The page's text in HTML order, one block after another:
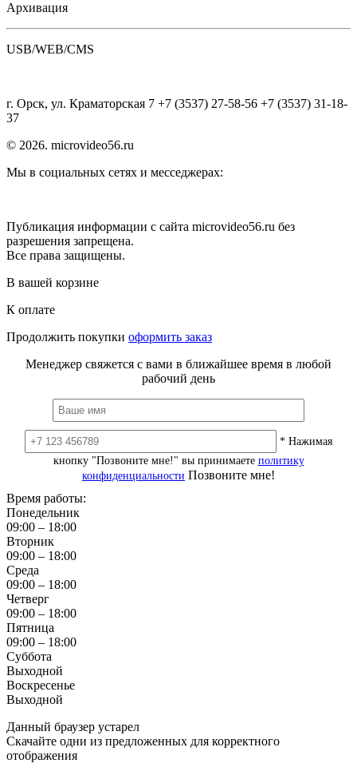
Архивация
USB/WEB/CMS
г. Орск, ул. Краматорская 7 +7 (3537) 27-58-56 +7 (3537) 31-18-
37
© 2026. microvideo56.ru
Мы в социальных сетях и месседжерах:
Публикация информации с сайта microvideo56.ru без
разрешения запрещена.
Все права защищены.
В вашей корзине
К оплате
Продолжить покупки оформить заказ
Менеджер свяжется с вами в ближайшее время в любой
рабочий день
* Нажимая
кнопку "Позвоните мне!" вы принимаете политику
конфиденциальности Позвоните мне!
Время работы:
Понедельник
09:00 – 18:00
Вторник
09:00 – 18:00
Среда
09:00 – 18:00
Четверг
09:00 – 18:00
Пятница
09:00 – 18:00
Суббота
Выходной
Воскресенье
Выходной
Данный браузер устарел
Скачайте одни из предложенных для корректного
отображения